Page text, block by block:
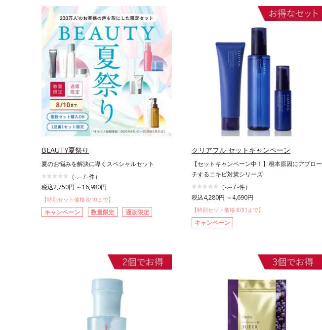
BEAUTY夏祭り
夏のお悩みを解決に導くスペシャルセット
（-.-- / -件）
税込2,750円 ～16,980円
【特別セット価格 8/10まで】
キャンペーン 数量限定 通販限定
クリアフル セットキャンペーン
【セットキャンペーン中！】根本原因にアプロー
チするニキビ対策シリーズ
（-.-- / -件）
税込4,280円 ～4,690円
【特別セット価格 8/31まで】
キャンペーン